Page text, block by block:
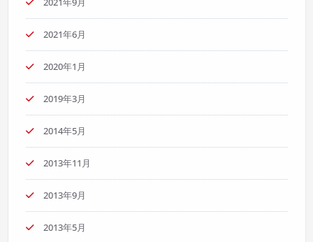
2021年6月
2020年1月
2019年3月
2014年5月
2013年11月
2013年9月
2013年5月